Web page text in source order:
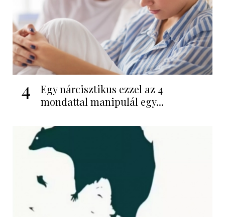
4
Egy nárcisztikus ezzel az 4
mondattal manipulál egy...